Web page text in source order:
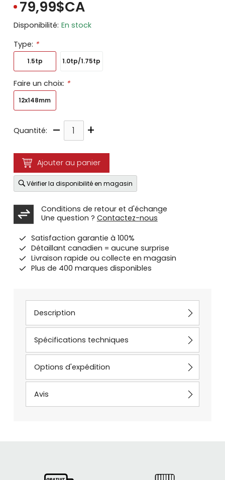
79,99$CA
Disponibilité: En stock
Type: *
1.5tp 1.0tp/1.75tp
Faire un choix: *
12x148mm
Quantité: – +
Ajouter au panier
Vérifier la disponibilité en magasin
Conditions de retour et d'échange
Une question ? Contactez-nous
Satisfaction garantie à 100%
Détaillant canadien = aucune surprise
Livraison rapide ou collecte en magasin
Plus de 400 marques disponibles
Description
Spécifications techniques
Options d'expédition
Avis